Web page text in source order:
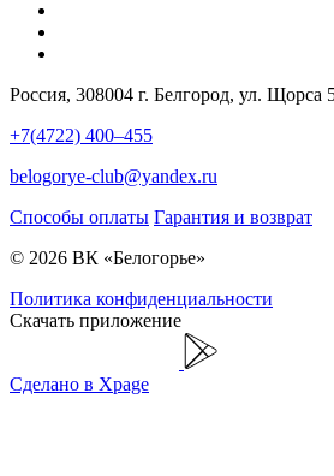
Россия, 308004 г. Белгород, ул. Щорса
+7(4722) 400–455
belogorye-club@yandex.ru
Способы оплаты Гарантия и возврат
© 2026 ВК «Белогорье»
Политика конфиденциальности
Скачать приложение
Сделано в Xpage